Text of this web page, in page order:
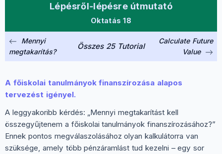
Lépésről‑lépésre útmutató
Oktatás 18
Mennyi
megtakarítás?
Összes 25 Tutorial
Calculate Future
Value
A főiskolai tanulmányok finanszírozása alapos
tervezést igényel.
A leggyakoribb kérdés: „Mennyi megtakarítást kell
összegyűjtenem a főiskolai tanulmányok finanszírozásához?”
Ennek pontos megválaszolásához olyan kalkulátorra van
szüksége, amely több pénzáramlást tud kezelni – egy sor